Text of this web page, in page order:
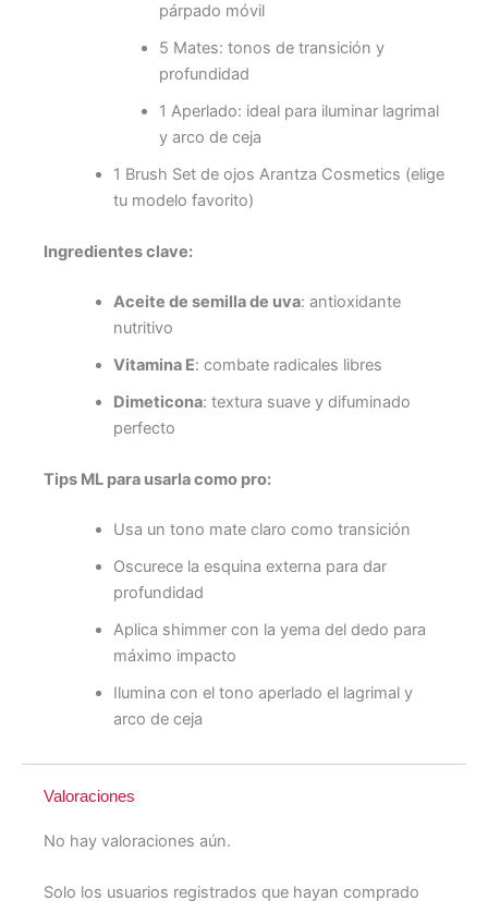
párpado móvil
5 Mates: tonos de transición y
profundidad
1 Aperlado: ideal para iluminar lagrimal
y arco de ceja
1 Brush Set de ojos Arantza Cosmetics (elige
tu modelo favorito)
Ingredientes clave:
Aceite de semilla de uva: antioxidante
nutritivo
Vitamina E: combate radicales libres
Dimeticona: textura suave y difuminado
perfecto
Tips ML para usarla como pro:
Usa un tono mate claro como transición
Oscurece la esquina externa para dar
profundidad
Aplica shimmer con la yema del dedo para
máximo impacto
Ilumina con el tono aperlado el lagrimal y
arco de ceja
Valoraciones
No hay valoraciones aún.
Solo los usuarios registrados que hayan comprado